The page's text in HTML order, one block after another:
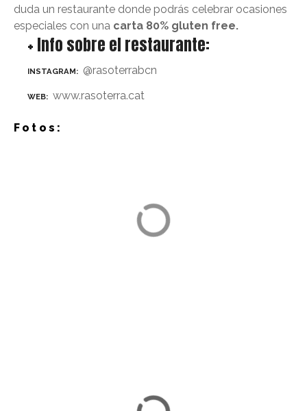
duda un restaurante donde podrás celebrar ocasiones
especiales con una carta 80% gluten free.
+ Info sobre el restaurante:
INSTAGRAM @rasoterrabcn
WEB www.rasoterra.cat
Fotos: